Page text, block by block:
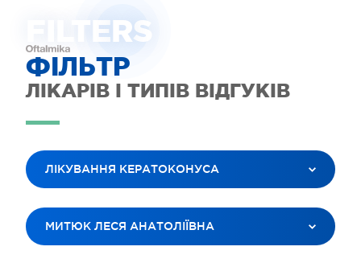
FILTERS
ФІЛЬТР
ЛІКАРІВ І ТИПІВ ВІДГУКІВ
ЛІКУВАННЯ КЕРАТОКОНУСА
ВСІ ПОСЛУГИ
ЛАЗЕРНА КОРЕКЦІЯ ЗОРУ
МИТЮК ЛЕСЯ АНАТОЛІЇВНА